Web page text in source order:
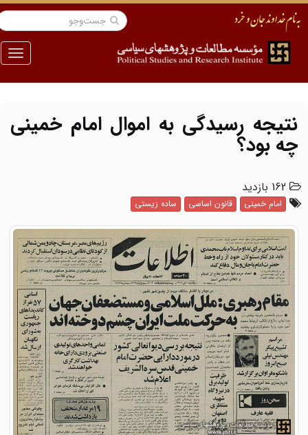
منو
نتیجه رسیدگی به اموال امام خمینی
چه بود؟
162 بازدید
امام خمینی قانون اساسی ساده زیستی